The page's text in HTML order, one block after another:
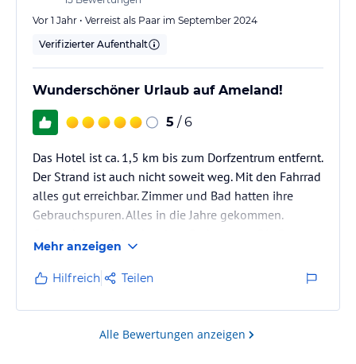
Vor 1 Jahr • Verreist als Paar im September 2024
Verifizierter Aufenthalt
Wunderschöner Urlaub auf Ameland!
5 / 6
Das Hotel ist ca. 1,5 km bis zum Dorfzentrum entfernt.
Der Strand ist auch nicht soweit weg. Mit den Fahrrad
alles gut erreichbar. Zimmer und Bad hatten ihre
Gebrauchspuren. Alles in die Jahre gekommen.
waren schon durchgelegen und gingen wandern
(Doppelbett). Frühstück gab es jeden Tag das Selbe,
aber es reichte.
Mehr anzeigen
Hilfreich Teilen
Alle Bewertungen anzeigen